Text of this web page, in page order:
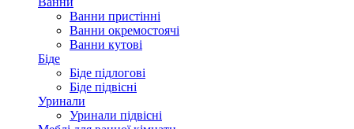
Ванни пристінні
Ванни окремостоячі
Ванни кутові
Біде
Біде підлогові
Біде підвісні
Уринали
Уринали підвісні